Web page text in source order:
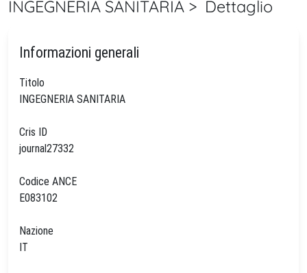
INGEGNERIA SANITARIA > Dettaglio
Informazioni generali
Titolo
Cris ID
Codice ANCE
Nazione